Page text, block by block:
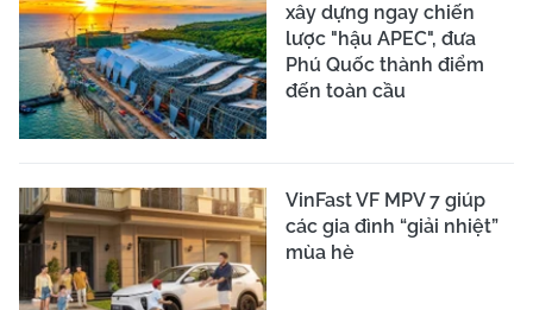
xây dựng ngay chiến
lược "hậu APEC", đưa
Phú Quốc thành điểm
đến toàn cầu
VinFast VF MPV 7 giúp
các gia đình “giải nhiệt”
mùa hè